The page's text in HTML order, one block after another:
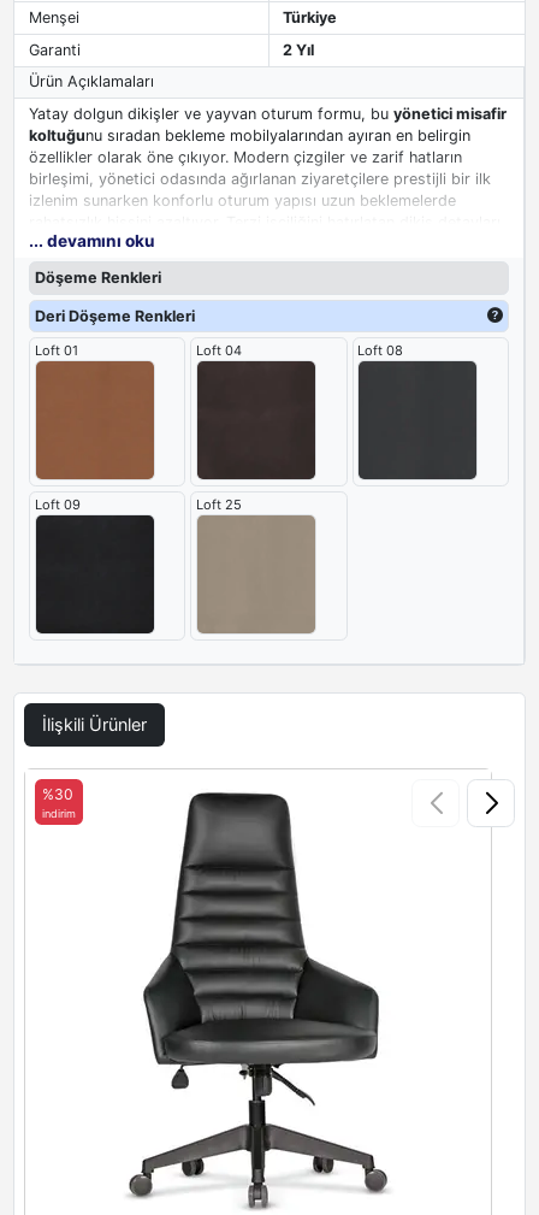
Menşei
Türkiye
Garanti
2 Yıl
Ürün Açıklamaları
Yatay dolgun dikişler ve yayvan oturum formu, bu yönetici misafir
koltuğunu sıradan bekleme mobilyalarından ayıran en belirgin
özellikler olarak öne çıkıyor. Modern çizgiler ve zarif hatların
birleşimi, yönetici odasında ağırlanan ziyaretçilere prestijli bir ilk
izlenim sunarken konforlu oturum yapısı uzun beklemelerde
koltuğun sade siluetini zenginleştirerek ofis dekorasyonunda
dikkat çeken ama gösterişten uzak bir tamamlayıcı haline geliyor.
Yönetici ve toplantı koltuklarıyla aynı seriyi paylaşan bu model,
ofis düzeninde bütünlük arayanlar için ideal bir seçenek sunuyor.
... devamını oku
Döşeme Renkleri
Deri Döşeme Renkleri
Loft 01 Loft 04 Loft 08
Loft 09 Loft 25
İlişkili Ürünler
%30
indirim